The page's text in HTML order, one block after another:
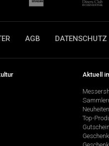
AGB
Aktuell
Neuheiten
Top-